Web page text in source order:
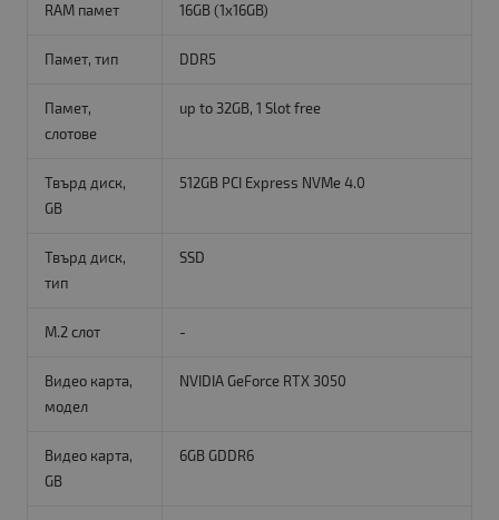
RAM памет 16GB (1x16GB)
Памет, тип DDR5
Памет,
слотове
up to 32GB, 1 Slot free
Твърд диск,
GB
512GB PCI Express NVMe 4.0
Твърд диск,
тип
SSD
M.2 слот -
Видео карта,
модел
NVIDIA GeForce RTX 3050
Видео карта,
GB
6GB GDDR6